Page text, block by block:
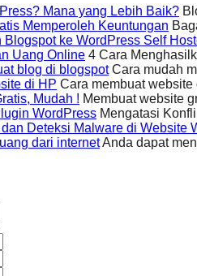
Mana yang Lebih Baik?
Memperoleh Keuntungan
ke WordPress Self
Uang Online 4 Cara
blog di blogspotCara mudah
di HP Cara membuat
Mudah ! Membuat website
WordPress Mengatasi
Deteksi Malware di Website
dari internetAnda dapat